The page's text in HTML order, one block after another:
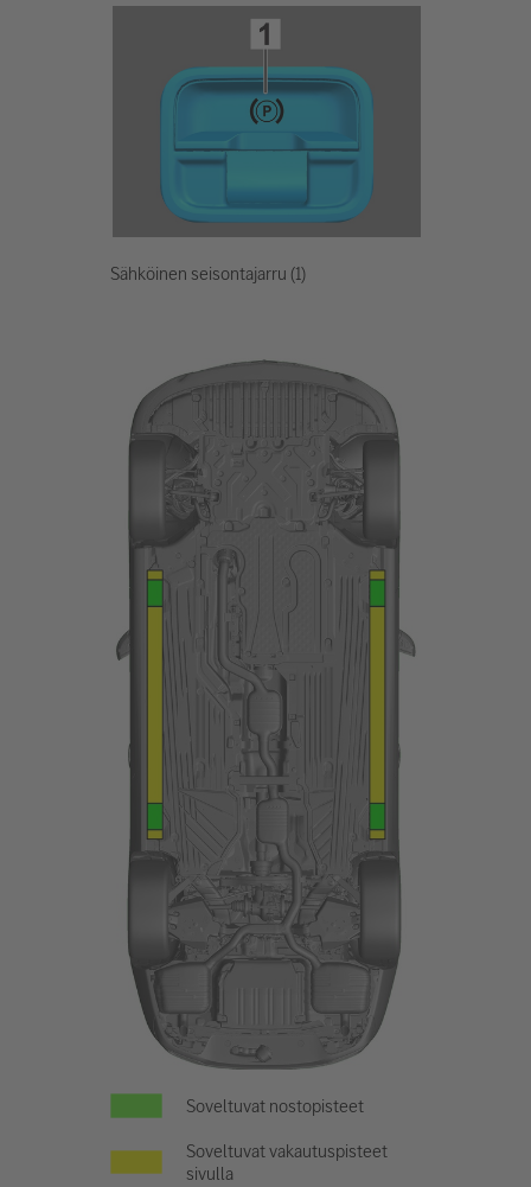
Sähköinen seisontajarru (1)
Soveltuvat nostopisteet
Soveltuvat vakautuspisteet
sivulla